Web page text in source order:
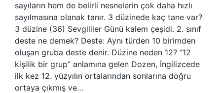
sayıların hem de belirli nesnelerin çok daha hızlı
sayılmasına olanak tanır. 3 düzinede kaç tane var?
3 düzine (36) Sevgililer Günü kalem çeşidi. 2. sınıf
deste ne demek? Deste: Aynı türden 10 birimden
oluşan gruba deste denir. Düzine neden 12? “12
kişilik bir grup” anlamına gelen Dozen, İngilizcede
ilk kez 12. yüzyılın ortalarından sonlarına doğru
ortaya çıkmış ve…